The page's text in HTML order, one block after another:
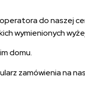
do naszej
wymienionych wyżej
domu.
zamówienia na